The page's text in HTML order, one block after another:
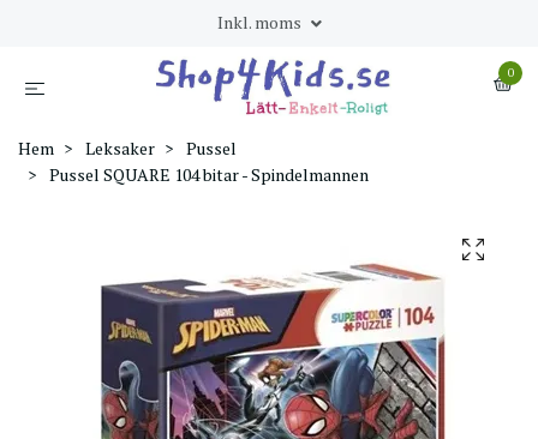
Inkl. moms
0
Hem Leksaker
Pussel
Pussel SQUARE 104 bitar - Spindelmannen